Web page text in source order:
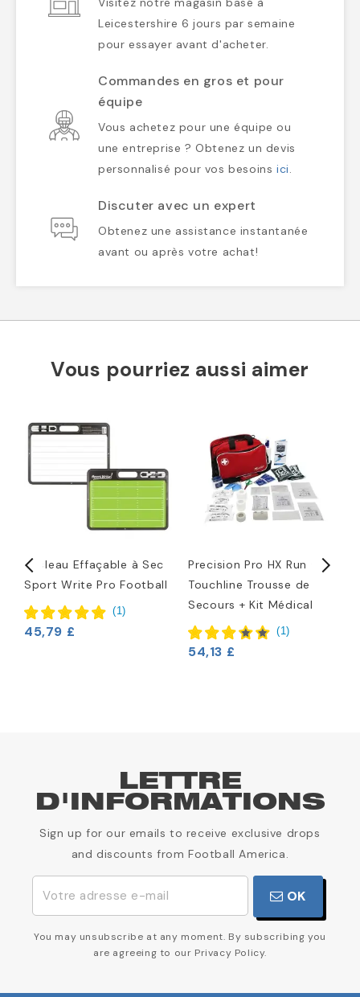
Leicestershire 6 jours par semaine
pour essayer avant d'acheter.
Commandes en gros et pour
équipe
Vous achetez pour une équipe ou
une entreprise ? Obtenez un devis
personnalisé pour vos besoinsici.
Discuter avec un expert
Obtenez une assistance instantanée
avant ou après votre achat!
Vous pourriez aussi aimer
Tableau Effaçable à Sec
Sport Write Pro Football
(1)
45,79 £
Precision Pro HX Run On
Touchline Trousse de
Secours + Kit Médical
(1)
54,13 £
LETTRE
D'INFORMATIONS
Sign up for our emails to receive exclusive drops
and discounts from Football America.
OK
You may unsubscribe at any moment. By subscribing you
are agreeing to our Privacy Policy.